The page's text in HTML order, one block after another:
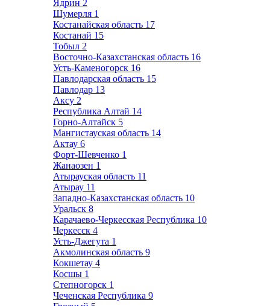
Ядрин 2
Шумерля 1
Костанайская область 17
Костанай 15
Тобыл 2
Восточно-Казахстанская область 16
Усть-Каменогорск 16
Павлодарская область 15
Павлодар 13
Аксу 2
Республика Алтай 14
Горно-Алтайск 5
Мангистауская область 14
Актау 6
Форт-Шевченко 1
Жанаозен 1
Атырауская область 11
Атырау 11
Западно-Казахстанская область 10
Уральск 8
Карачаево-Черкесская Республика 10
Черкесск 4
Усть-Джегута 1
Акмолинская область 9
Кокшетау 4
Косшы 1
Степногорск 1
Чеченская Республика 9